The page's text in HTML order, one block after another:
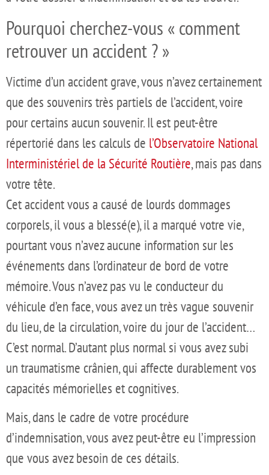
Pourquoi cherchez-vous « comment
retrouver un accident ? »
Victime d’un accident grave, vous n’avez certainement
que des souvenirs très partiels de l’accident, voire
pour certains aucun souvenir. Il est peut-être
répertorié dans les calculs de l’Observatoire National
Interministériel de la Sécurité Routière, mais pas dans
votre tête.
Cet accident vous a causé de lourds dommages
corporels, il vous a blessé(e), il a marqué votre vie,
pourtant vous n’avez aucune information sur les
événements dans l’ordinateur de bord de votre
mémoire. Vous n’avez pas vu le conducteur du
véhicule d’en face, vous avez un très vague souvenir
du lieu, de la circulation, voire du jour de l’accident…
C’est normal. D’autant plus normal si vous avez subi
un traumatisme crânien, qui affecte durablement vos
capacités mémorielles et cognitives.
Mais, dans le cadre de votre procédure
d’indemnisation, vous avez peut-être eu l’impression
que vous avez besoin de ces détails.